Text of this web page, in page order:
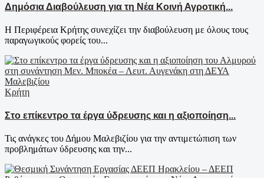
Δημόσια Διαβούλευση για τη Νέα Κοινή Αγροτική...
Η Περιφέρεια Κρήτης συνεχίζει την διαβούλευση με όλους τους
παραγωγικούς φορείς του...
Κρήτη
Στο επίκεντρο τα έργα ύδρευσης και η αξιοποίηση...
Τις ανάγκες του Δήμου Μαλεβιζίου για την αντιμετώπιση των
προβλημάτων ύδρευσης και την...